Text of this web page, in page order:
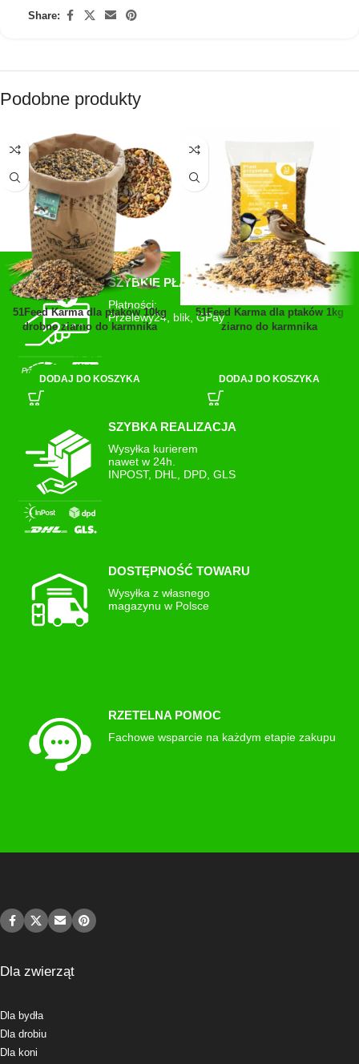
Share:
Podobne produkty
51Feed Karma dla ptaków 10kg
drobne ziarno do karmnika
39,99zł
DODAJ DO KOSZYKA
51Feed Karma dla ptaków 1kg
ziarno do karmnika
DODAJ DO KOSZYKA
SZYBKIE PŁATNOŚCI
Płatności:
Przelewy24, blik, GPay
SZYBKA REALIZACJA
Wysyłka kurierem
nawet w 24h.
INPOST, DHL, DPD, GLS
DOSTĘPNOŚĆ TOWARU
Wysyłka z własnego
magazynu w Polsce
RZETELNA POMOC
Fachowe wsparcie na każdym etapie zakupu
Dla zwierząt
Dla bydła
Dla drobiu
Dla koni